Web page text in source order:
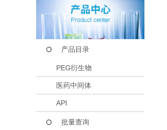
产品目录
PEG衍生物
医药中间体
API
批量查询